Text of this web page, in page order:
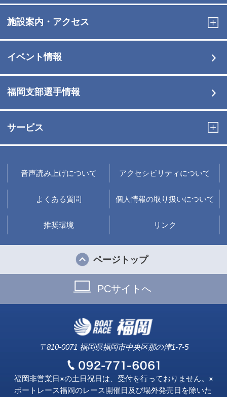
施設案内・アクセス
イベント情報
福岡支部選手情報
サービス
音声読み上げについて アクセシビリティについて
よくある質問 個人情報の取り扱いについて
推奨環境 リンク
ページトップ
PCサイトへ
〒810-0071 福岡県福岡市中央区那の津1-7-5
福岡非営業日※の土日祝日は、受付を行っておりません。※
ボートレース福岡のレース開催日及び場外発売日を除いた